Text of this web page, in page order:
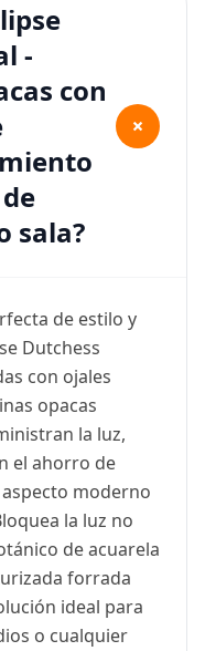
-
con
sala?
+
de estilo y
Dutchess
con ojales
opacas
la luz,
el ahorro de
moderno
la luz no
de acuarela
forrada
ideal para
o cualquier